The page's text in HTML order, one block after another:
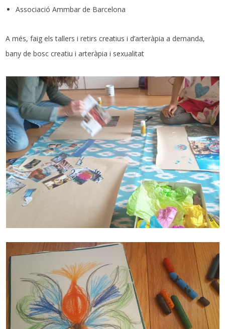
Associació Ammbar de Barcelona
A més, faig els tallers i retirs creatius i d’arteràpia a demanda,
bany de bosc creatiu i arteràpia i sexualitat